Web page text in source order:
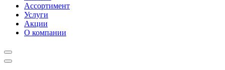
Ассортимент
Услуги
Акции
О компании